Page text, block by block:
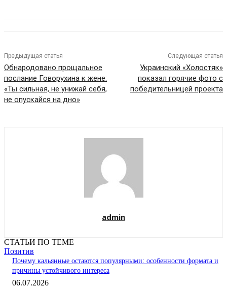
Предыдущая статья
Обнародовано прощальное
послание Говорухина к жене:
«Ты сильная, не унижай себя,
не опускайся на дно»
Следующая статья
Украинский «Холостяк»
показал горячие фото с
победительницей проекта
admin
СТАТЬИ ПО ТЕМЕ
Позитив
Почему кальянные остаются популярными: особенности формата и
причины устойчивого интереса
06.07.2026